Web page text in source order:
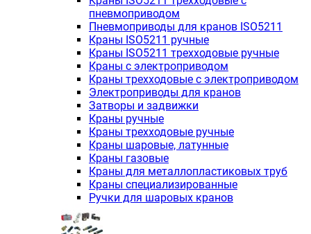
пневмоприводом
Пневмоприводы для кранов ISO5211
Краны ISO5211 ручные
Краны ISO5211 трехходовые ручные
Краны с электроприводом
Краны трехходовые с электроприводом
Электроприводы для кранов
Затворы и задвижки
Краны ручные
Краны трехходовые ручные
Краны шаровые, латунные
Краны газовые
Краны для металлопластиковых труб
Краны специализированные
Ручки для шаровых кранов